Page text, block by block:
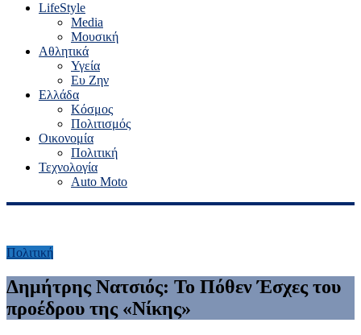
LifeStyle
Media
Μουσική
Αθλητικά
Υγεία
Ευ Ζην
Ελλάδα
Κόσμος
Πολιτισμός
Οικονομία
Πολιτική
Τεχνολογία
Auto Moto
Πολιτική
Δημήτρης Νατσιός: Το Πόθεν Έσχες του
προέδρου της «Νίκης»